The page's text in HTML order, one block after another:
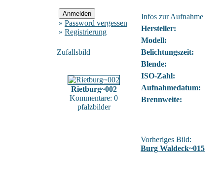
» Password vergessen
» Registrierung
Zufallsbild
Rietburg~002
Kommentare: 0
pfalzbilder
Infos zur Aufnahme
Hersteller:
Modell:
Belichtungszeit:
Blende:
ISO-Zahl:
Aufnahmedatum:
Brennweite:
Vorheriges Bild:
Burg Waldeck~015